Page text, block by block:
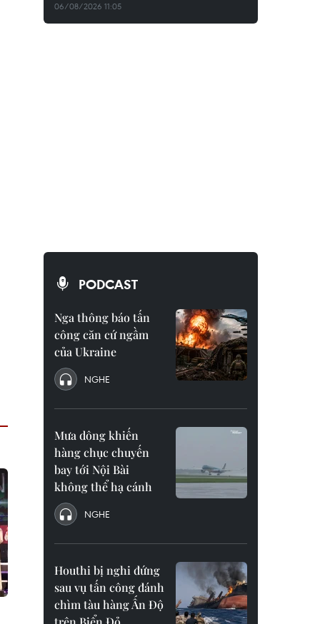
06/08/2026 11:05
PODCAST
Nga thông báo tấn
công căn cứ ngầm
của Ukraine
NGHE
Mưa dông khiến
hàng chục chuyến
bay tới Nội Bài
không thể hạ cánh
NGHE
Houthi bị nghi đứng
sau vụ tấn công đánh
chìm tàu hàng Ấn Độ